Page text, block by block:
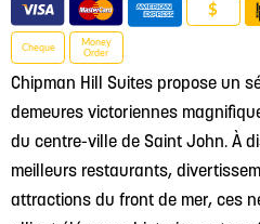
Chipman Hill Suites propose un
demeures victoriennes
du centre-ville de Saint John. À
meilleurs restaurants,
attractions du front de mer, ces
$
Cheque
Money
Order